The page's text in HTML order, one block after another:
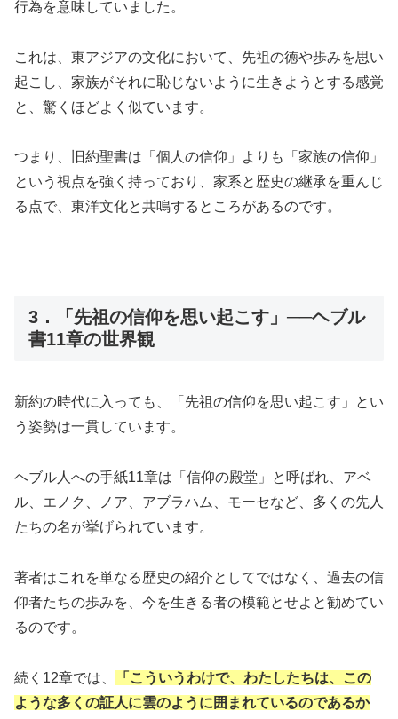
行為を意味していました。
これは、東アジアの文化において、先祖の徳や歩みを思い
起こし、家族がそれに恥じないように生きようとする感覚
と、驚くほどよく似ています。
つまり、旧約聖書は「個人の信仰」よりも「家族の信仰」
という視点を強く持っており、家系と歴史の継承を重んじ
る点で、東洋文化と共鳴するところがあるのです。
3．「先祖の信仰を思い起こす」──ヘブル
書11章の世界観
新約の時代に入っても、「先祖の信仰を思い起こす」とい
う姿勢は一貫しています。
ヘブル人への手紙11章は「信仰の殿堂」と呼ばれ、アベ
ル、エノク、ノア、アブラハム、モーセなど、多くの先人
たちの名が挙げられています。
著者はこれを単なる歴史の紹介としてではなく、過去の信
仰者たちの歩みを、今を生きる者の模範とせよと勧めてい
るのです。
続く12章では、
「こういうわけで、わたしたちは、この
ような多くの証人に雲のように囲まれているのであるか